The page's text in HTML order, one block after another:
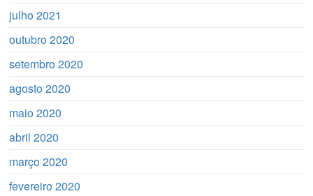
julho 2021
outubro 2020
setembro 2020
agosto 2020
maio 2020
abril 2020
março 2020
fevereiro 2020